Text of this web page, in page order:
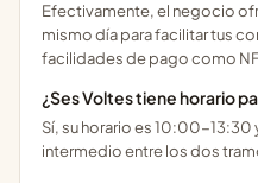
Efectivamente, el negocio
mismo día para facilitar tus
facilidades de pago como
¿Ses Voltes tiene horario
Sí, su horario es 10:00-
intermedio entre los dos